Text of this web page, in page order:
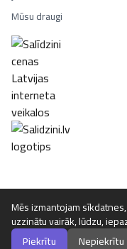
Mēs izmantojam
uzzinātu vairāk, lūdzu,
Piekrītu
Nepiekrītu
Mūsu draugi
©2026